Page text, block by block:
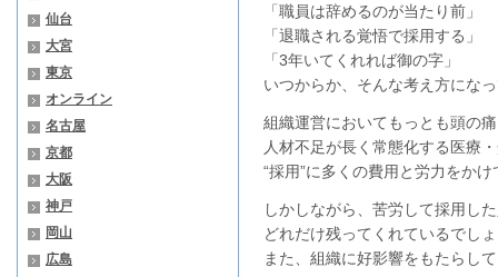
仙台
大宮
東京
オンライン
名古屋
京都
大阪
神戸
岡山
広島
「職員は辞めるのが当たり前」
「退職される覚悟で採用する」
「3年いてくれれば御の字」
いつからか、そんな考え方にな
組織運営においてもっとも頭の
人材不足が長く常態化する医療
“採用”に多くの費用と労力をか
しかしながら、苦労して採用し
どれだけ残ってくれているでし
また、組織に好影響をもたらし